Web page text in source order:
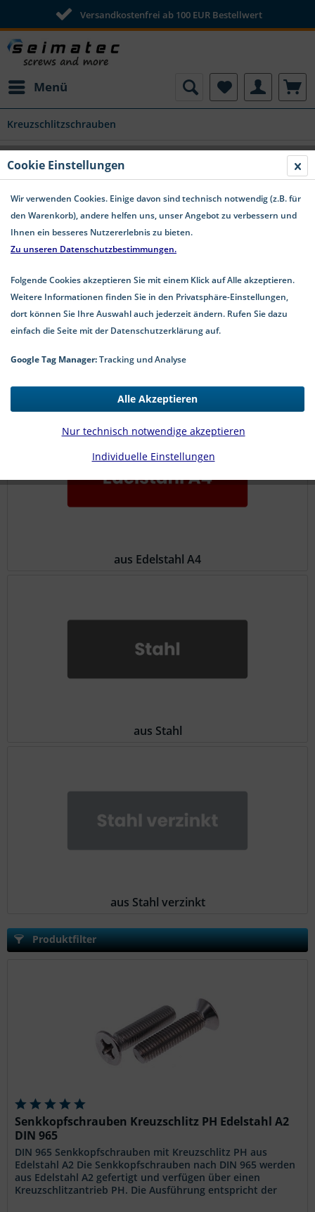
Versandkostenfrei ab 100 EUR Bestellwert
Menü
Kreuzschlitzschrauben
aus Edelstahl A2
aus Edelstahl A4
aus Stahl
aus Stahl verzinkt
Produktfilter
Senkkopfschrauben Kreuzschlitz PH Edelstahl A2
DIN 965
DIN 965 Senkkopfschrauben mit Kreuzschlitz PH aus
Edelstahl A2 Die Senkkopfschrauben nach DIN 965 werden
aus Edelstahl A2 gefertigt und verfügen über einen
Kreuzschlitzantrieb PH. Die Ausführung entspricht der
Cookie Einstellungen
Wir verwenden Cookies. Einige davon sind technisch notwendig (z.B. für
den Warenkorb), andere helfen uns, unser Angebot zu verbessern und
Ihnen ein besseres Nutzererlebnis zu bieten.
Zu unseren Datenschutzbestimmungen.
Folgende Cookies akzeptieren Sie mit einem Klick auf Alle akzeptieren.
Weitere Informationen finden Sie in den Privatsphäre-Einstellungen,
dort können Sie Ihre Auswahl auch jederzeit ändern. Rufen Sie dazu
einfach die Seite mit der Datenschutzerklärung auf.
Google Tag Manager:Tracking und Analyse
Individuelle Einstellungen
Nur technisch notwendige akzeptieren
Alle Akzeptieren